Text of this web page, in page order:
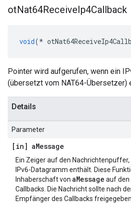
otNat64ReceiveIp4Callback
void(*
Pointer wird aufgerufen, wenn ein
(übersetzt vom NAT64-Übersetzer)
Details
Parameter
[in] aMessage
Ein Zeiger auf den
IPv6-Datagramm enthält. Diese
Inhaberschaft von aMessage auf den
Callbacks. Die Nachricht sollte nach
Empfänger des Callbacks